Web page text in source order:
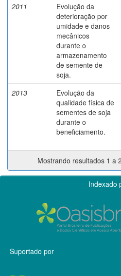
2011
Evolução da
deterioração por
umidade e danos
mecânicos
durante o
armazenamento
de semente de
soja.
2013
Evolução da
qualidade física de
sementes de soja
durante o
beneficiamento.
Mostrando resultados 1 a
Indexado
Suportado por